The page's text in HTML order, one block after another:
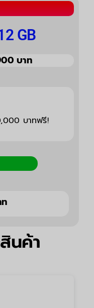
GB
บาท
บาทฟรี!
นค้า